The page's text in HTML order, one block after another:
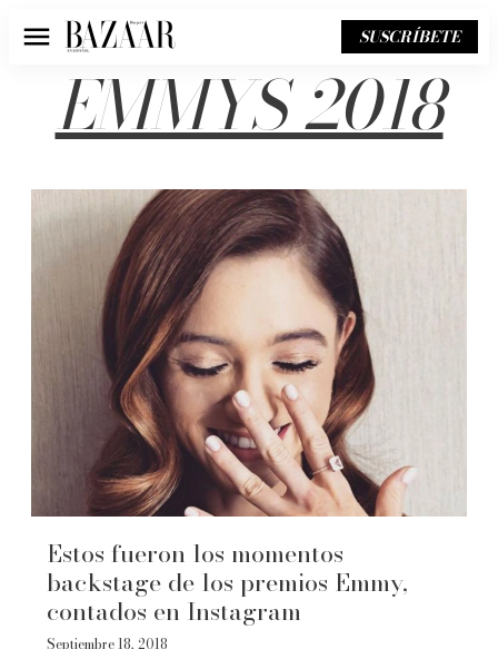
Menú SUSCRÍBETE
EMMYS 2018
Estos fueron los momentos
backstage de los premios Emmy,
contados en Instagram
Septiembre 18, 2018